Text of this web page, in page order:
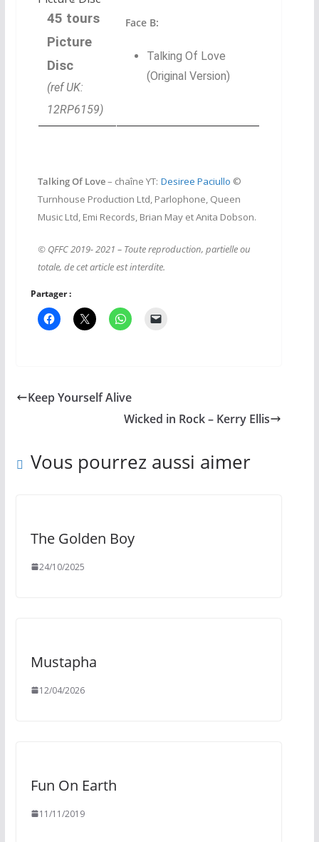
45 tours
Picture
Disc
(ref UK:
12RP6159)
Face B:
Talking Of Love
(Original Version)
Talking Of Love– chaîne YT: Desiree Paciullo ©
Turnhouse Production Ltd, Parlophone, Queen
Music Ltd, Emi Records, Brian May et Anita Dobson.
© QFFC 2019- 2021 – Toute reproduction, partielle ou
totale, de cet article est interdite.
Partager :
Keep Yourself Alive
Wicked in Rock – Kerry Ellis
Vous pourrez aussi aimer
The Golden Boy
24/10/2025
Mustapha
12/04/2026
Fun On Earth
11/11/2019